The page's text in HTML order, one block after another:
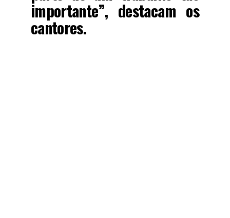
importante”, destacam os
cantores.